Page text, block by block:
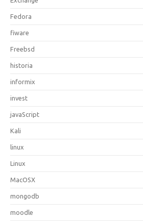
Fedora
fiware
Freebsd
historia
informix
invest
javaScript
Kali
linux
Linux
MacOSX
mongodb
moodle